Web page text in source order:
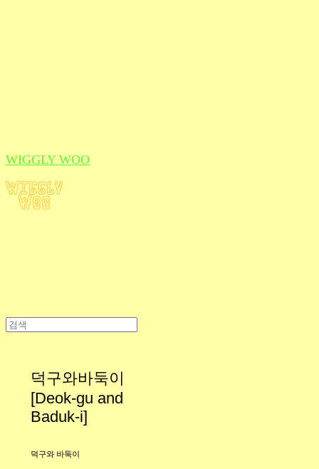
WIGGLY WOO
덕구와바둑이
[Deok-gu and
Baduk-i]
덕구와 바둑이